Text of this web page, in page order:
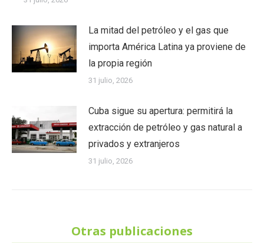
La mitad del petróleo y el gas que
importa América Latina ya proviene de
la propia región
31 julio, 2026
Cuba sigue su apertura: permitirá la
extracción de petróleo y gas natural a
privados y extranjeros
31 julio, 2026
Otras publicaciones